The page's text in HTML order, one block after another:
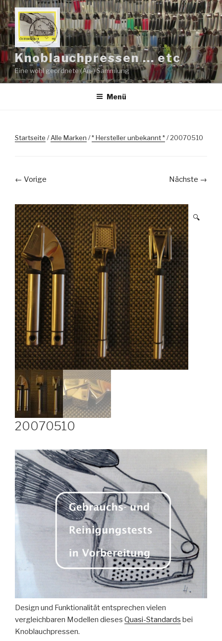
Zum
Inhalt
springen
Knoblauchpressen … etc
Eine wohl geordnete (An-) Sammlung
Menü
Startseite /Alle Marken /* Hersteller unbekannt */ 20070510
← Vorige Nächste →
🔍
20070510
Design und Funktionalität entsprechen vielen
vergleichbaren Modellen dieses Quasi-Standards bei
Knoblauchpressen.